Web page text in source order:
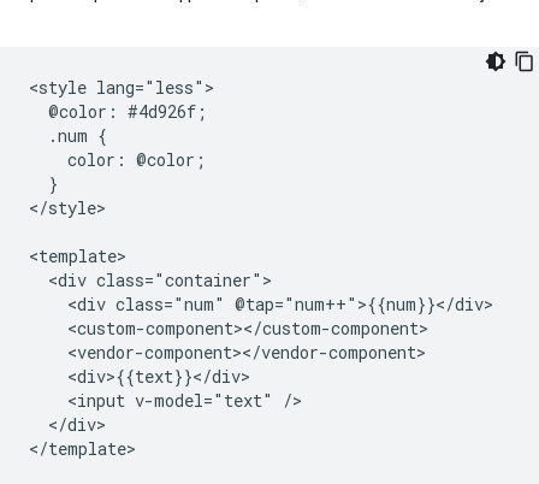
<style lang="less">
  @color: #4d926f;
  .num {
    color: @color;
  }
</style>
<template>
  <div class="container">
    <div class="num" @tap="num++">{{num}}</div>
    <custom-component></custom-component>
    <vendor-component></vendor-component>
    <div>{{text}}</div>
    <input v-model="text" />
  </div>
</template>